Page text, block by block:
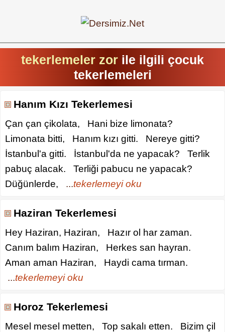
tekerlemeler zor ile ilgili çocuk
tekerlemeleri
Hanım Kızı Tekerlemesi
Çan çan çikolata, Hani bize limonata?
Limonata bitti, Hanım kızı gitti. Nereye gitti?
İstanbul'a gitti. İstanbul'da ne yapacak? Terlik
pabuç alacak. Terliği pabucu ne yapacak?
Düğünlerde, ...tekerlemeyi oku
Haziran Tekerlemesi
Hey Haziran, Haziran, Hazır ol har zaman.
Canım balım Haziran, Herkes san hayran.
Aman aman Haziran, Haydi cama tırman.
...tekerlemeyi oku
Horoz Tekerlemesi
Mesel mesel metten, Top sakalı etten. Bizim çil